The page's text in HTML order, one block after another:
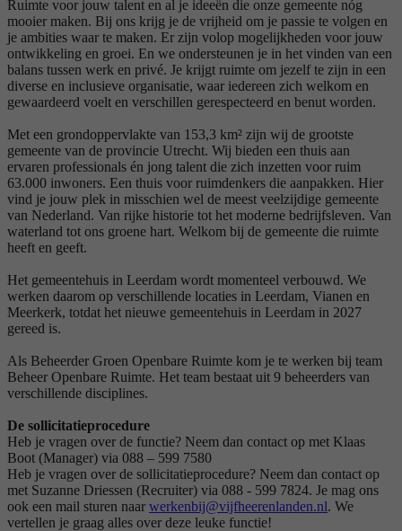
Ruimte voor jouw talent en al je ideeën die onze gemeente nóg
mooier maken. Bij ons krijg je de vrijheid om je passie te volgen en
je ambities waar te maken. Er zijn volop mogelijkheden voor jouw
ontwikkeling en groei. En we ondersteunen je in het vinden van een
balans tussen werk en privé. Je krijgt ruimte om jezelf te zijn in een
diverse en inclusieve organisatie, waar iedereen zich welkom en
gewaardeerd voelt en verschillen gerespecteerd en benut worden.
Met een grondoppervlakte van 153,3 km² zijn wij de grootste
gemeente van de provincie Utrecht. Wij bieden een thuis aan
ervaren professionals én jong talent die zich inzetten voor ruim
63.000 inwoners. Een thuis voor ruimdenkers die aanpakken. Hier
vind je jouw plek in misschien wel de meest veelzijdige gemeente
van Nederland. Van rijke historie tot het moderne bedrijfsleven. Van
waterland tot ons groene hart. Welkom bij de gemeente die ruimte
heeft en geeft.
Het gemeentehuis in Leerdam wordt momenteel verbouwd. We
werken daarom op verschillende locaties in Leerdam, Vianen en
Meerkerk, totdat het nieuwe gemeentehuis in Leerdam in 2027
gereed is.
Als Beheerder Groen Openbare Ruimte kom je te werken bij team
Beheer Openbare Ruimte. Het team bestaat uit 9 beheerders van
verschillende disciplines.
De sollicitatieprocedure
Heb je vragen over de functie? Neem dan contact op met Klaas
Boot (Manager) via 088 – 599 7580
Heb je vragen over de sollicitatieprocedure? Neem dan contact op
met Suzanne Driessen (Recruiter) via 088 - 599 7824. Je mag ons
ook een mail sturen naar werkenbij@vijfheerenlanden.nl. We
vertellen je graag alles over deze leuke functie!